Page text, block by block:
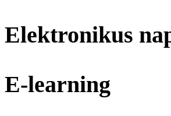
Elektronikus
E-learning